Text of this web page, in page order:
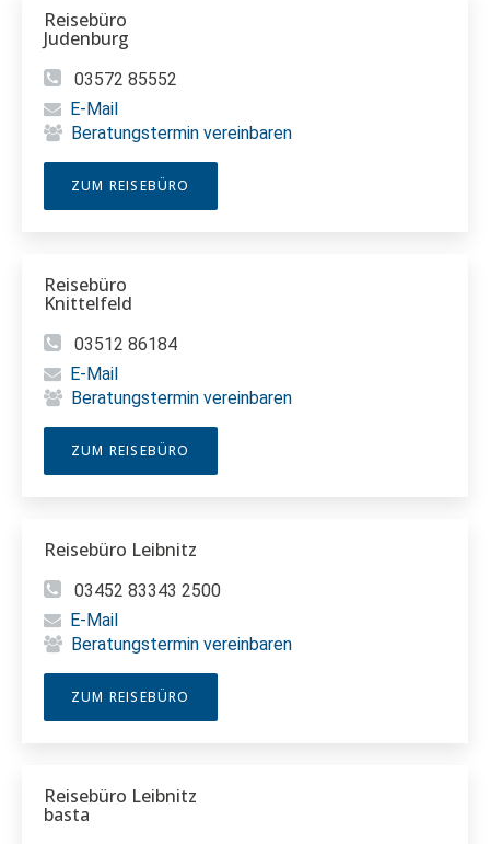
Reisebüro
Judenburg
03572 85552
E-Mail
Beratungstermin vereinbaren
ZUM REISEBÜRO
Reisebüro
Knittelfeld
03512 86184
E-Mail
Beratungstermin vereinbaren
ZUM REISEBÜRO
Reisebüro Leibnitz
03452 83343 2500
E-Mail
Beratungstermin vereinbaren
ZUM REISEBÜRO
Reisebüro Leibnitz
basta